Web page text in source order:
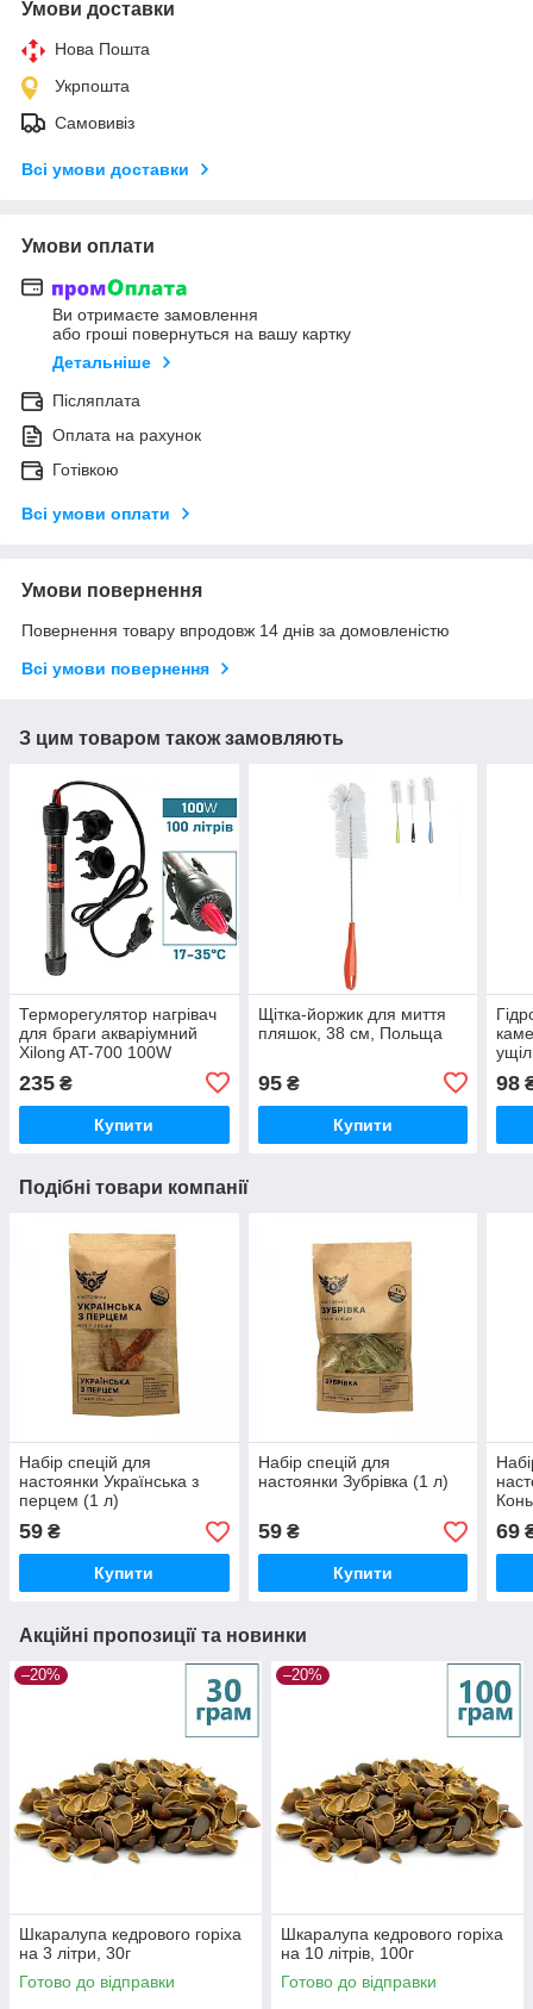
Умови доставки
Нова Пошта
Укрпошта
Самовивіз
Всі умови доставки
Умови оплати
Ви отримаєте замовлення
або гроші повернуться на вашу картку
Детальніше
Післяплата
Оплата на рахунок
Готівкою
Всі умови оплати
Умови повернення
Повернення товару впродовж 14 днів за домовленістю
Всі умови повернення
З цим товаром також замовляють
Терморегулятор нагрівач
для браги акваріумний
Xilong AT-700 100W
235 ₴
Купити
Щітка-йоржик для миття
пляшок, 38 см, Польща
95₴
Купити
98
Подібні товари компанії
Набір спецій для
настоянки Українська з
перцем (1 л)
59 ₴
Купити
Набір спецій для
настоянки Зубрівка (1 л)
59₴
Купити
69
Акційні пропозиції та новинки
–20%
Шкаралупа кедрового горіха
на 3 літри, 30г
Готово до відправки
–20%
Шкаралупа кедрового горіха
на 10 літрів, 100г
Готово до відправки